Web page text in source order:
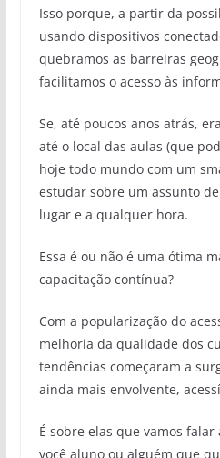
Isso porque, a partir da
usando dispositivos
quebramos as barreiras
facilitamos o acesso às
Se, até poucos anos atrás,
até o local das aulas (que
hoje todo mundo com um
estudar sobre um assunto
lugar e a qualquer hora.
Essa é ou não é uma ótima
capacitação contínua?
Com a popularização do
melhoria da qualidade dos
tendências começaram a
ainda mais envolvente,
É sobre elas que vamos falar
você aluno ou alguém que